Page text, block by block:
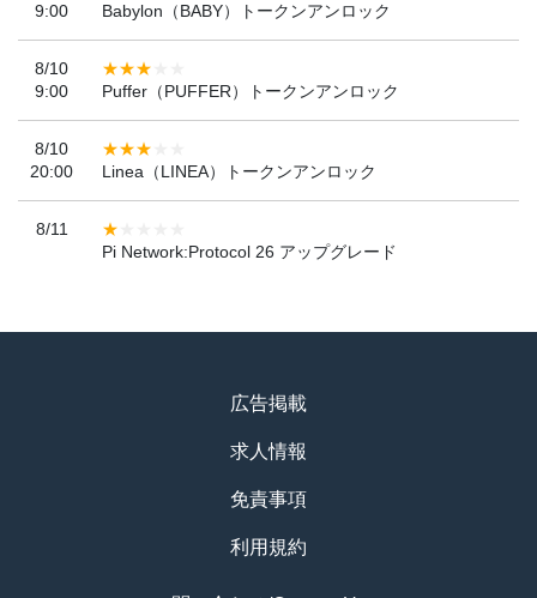
9:00
Babylon（BABY）トークンアンロック
8/10
9:00
Puffer（PUFFER）トークンアンロック
8/10
20:00
Linea（LINEA）トークンアンロック
8/11
Pi Network:Protocol 26 アップグレード
広告掲載
求人情報
免責事項
利用規約